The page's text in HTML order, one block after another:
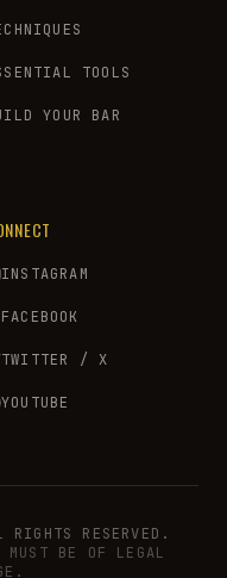
TOOLS
YOUR BAR
INSTAGRAM
FACEBOOK
TWITTER / X
YOUTUBE
RESERVED.
BE OF LEGAL